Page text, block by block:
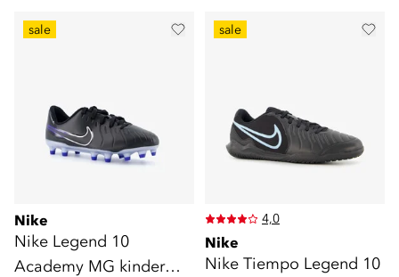
sale
Nike
Nike Legend 10
Academy MG kinder
sale
4,0
Nike
Nike Tiempo Legend 10